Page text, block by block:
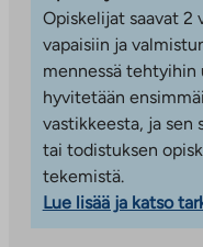
rauhallisella alueella
Useimmista
viihtyisälle pihalle.
kilometri ja
juna-asemalle noin
myös erinomaiset
urheilukenttä,
lyhyen kävelymatkan
Opiskelijat saavat 2
vapaisiin ja
mennessä tehtyihin
hyvitetään
vastikkeesta, ja sen
tai todistuksen
tekemistä.
Lue lisää ja katso